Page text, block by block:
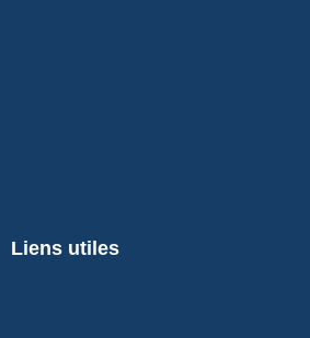
Liens utiles